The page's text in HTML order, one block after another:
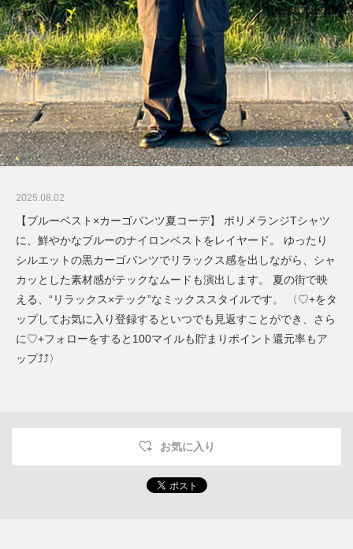
2025.08.02
【ブルーベスト×カーゴパンツ夏コーデ】 ポリメランジTシャツ
に、鮮やかなブルーのナイロンベストをレイヤード。 ゆったり
シルエットの黒カーゴパンツでリラックス感を出しながら、シャ
カッとした素材感がテックなムードも演出します。 夏の街で映
える、“リラックス×テック”なミックススタイルです。 〈♡+をタ
ップしてお気に入り登録するといつでも見返すことができ、さら
に♡+フォローをすると100マイルも貯まりポイント還元率もア
ップ⤴︎⤴︎〉
お気に入り